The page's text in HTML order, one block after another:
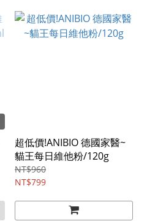
超低價!ANIBIO 德國家醫~
貓王每日維他粉/120g
NT$960
NT$799